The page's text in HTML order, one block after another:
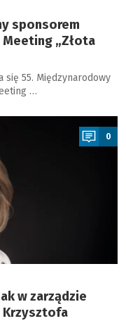
sponsorem
„Złota
się 55. Międzynarodowy
…
0
w zarządzie
Krzysztofa